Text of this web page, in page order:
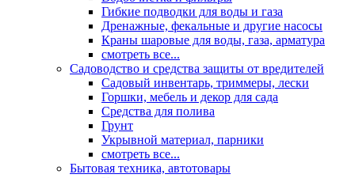
Гибкие подводки для воды и газа
Дренажные, фекальные и другие насосы
Краны шаровые для воды, газа, арматура
смотреть все...
Садоводство и средства защиты от вредителей
Садовый инвентарь, триммеры, лески
Горшки, мебель и декор для сада
Средства для полива
Грунт
Укрывной материал, парники
смотреть все...
Бытовая техника, автотовары